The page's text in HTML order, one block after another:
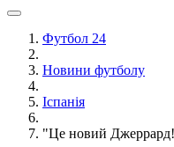
Футбол 24
Новини футболу
Іспанія
"Це новий